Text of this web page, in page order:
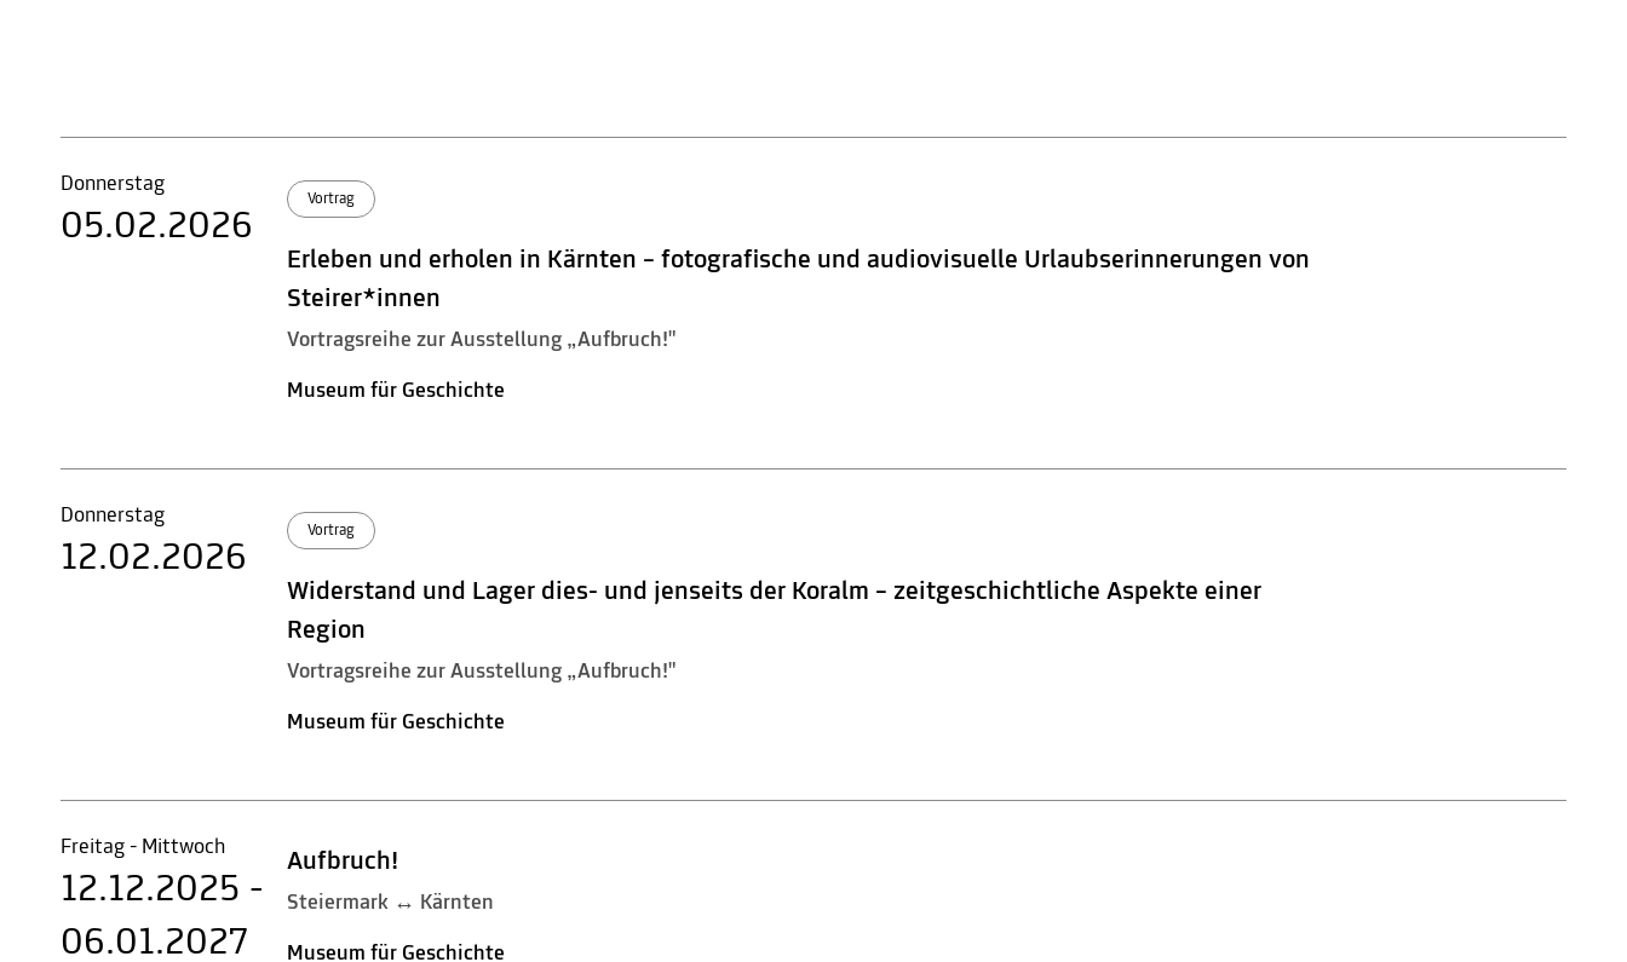
Donnerstag
05.02.2026
Vortrag
Erleben und erholen in Kärnten – fotografische und audiovisuelle Urlaubserinnerungen von
Steirer*innen
Vortragsreihe zur Ausstellung „Aufbruch!"
Museum für Geschichte
Donnerstag
12.02.2026
Vortrag
Widerstand und Lager dies- und jenseits der Koralm – zeitgeschichtliche Aspekte einer
Region
Vortragsreihe zur Ausstellung „Aufbruch!"
Museum für Geschichte
Freitag - Mittwoch
12.12.2025 -
06.01.2027
Aufbruch!
Steiermark ↔ Kärnten
Museum für Geschichte